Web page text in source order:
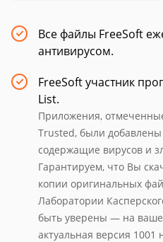
Все файлы FreeSoft
антивирусом.
FreeSoft участник
List.
Приложения,
Trusted, были добавлены
содержащие вирусов и
Гарантируем, что Вы
копии оригинальных
Лаборатории
быть уверены — на
актуальная версия